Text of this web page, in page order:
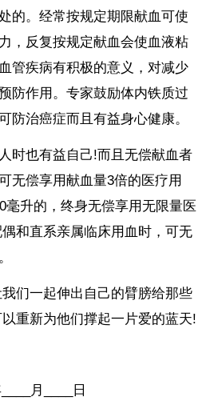
的。经常按规定期限献血可使
，反复按规定献血会使血液粘
管疾病有积极的意义，对减少
防作用。专家鼓励体内铁质过
防治癌症而且有益身心健康。
时也有益自己!而且无偿献血者
无偿享用献血量3倍的医疗用
毫升的，终身无偿享用无限量医
和直系亲属临床用血时，可无
们一起伸出自己的臂膀给那些
重新为他们撑起一片爱的蓝天!
月____日